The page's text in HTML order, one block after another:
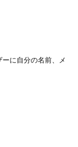
に自分の名前、メ